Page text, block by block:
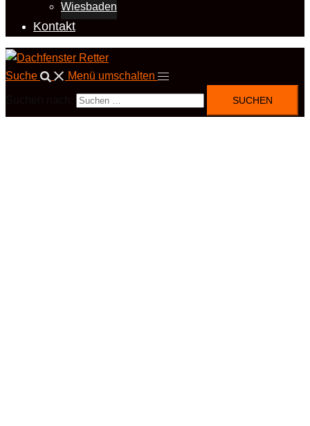
Wiesbaden
Kontakt
Suche Menü umschalten